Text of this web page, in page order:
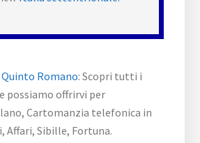
Romano: Scopri tutti i
possiamo offrirvi per
Cartomanzia telefonica in
Affari, Sibille, Fortuna.